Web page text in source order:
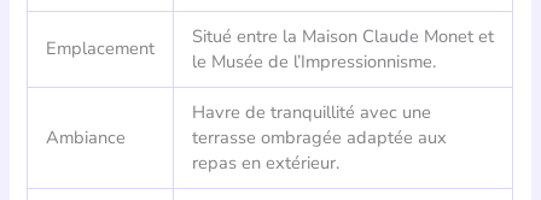
Emplacement
Situé entre la Maison Claude Monet et
le Musée de l’Impressionnisme.
Ambiance
Havre de tranquillité avec une
terrasse ombragée adaptée aux
repas en extérieur.